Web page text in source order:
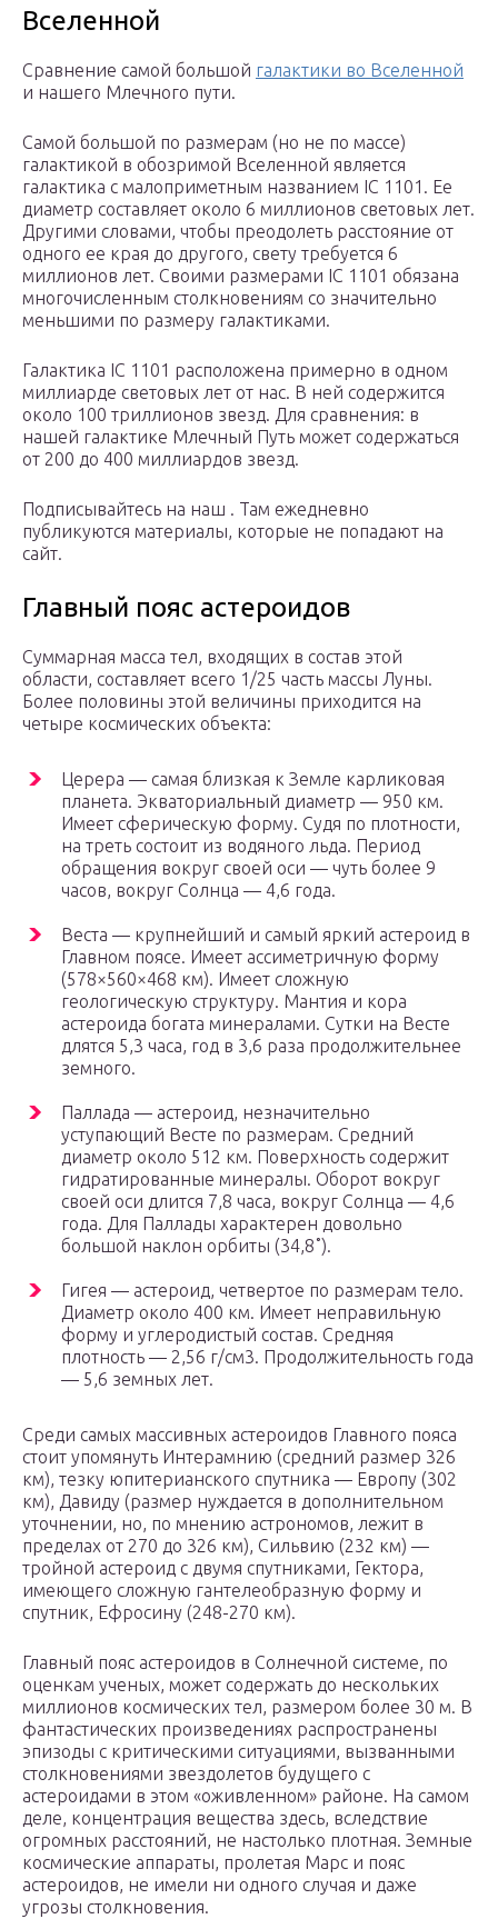
Вселенной
Сравнение самой большой галактики во Вселенной
и нашего Млечного пути.
Самой большой по размерам (но не по массе)
галактикой в обозримой Вселенной является
галактика с малоприметным названием IC 1101. Ее
диаметр составляет около 6 миллионов световых лет.
Другими словами, чтобы преодолеть расстояние от
одного ее края до другого, свету требуется 6
миллионов лет. Своими размерами IC 1101 обязана
многочисленным столкновениям со значительно
меньшими по размеру галактиками.
Галактика IC 1101 расположена примерно в одном
миллиарде световых лет от нас. В ней содержится
около 100 триллионов звезд. Для сравнения: в
нашей галактике Млечный Путь может содержаться
от 200 до 400 миллиардов звезд.
Подписывайтесь на наш . Там ежедневно
публикуются материалы, которые не попадают на
сайт.
Главный пояс астероидов
Суммарная масса тел, входящих в состав этой
области, составляет всего 1/25 часть массы Луны.
Более половины этой величины приходится на
четыре космических объекта:
Церера — самая близкая к Земле карликовая
планета. Экваториальный диаметр — 950 км.
Имеет сферическую форму. Судя по плотности,
на треть состоит из водяного льда. Период
обращения вокруг своей оси — чуть более 9
часов, вокруг Солнца — 4,6 года.
Веста — крупнейший и самый яркий астероид в
Главном поясе. Имеет ассиметричную форму
(578×560×468 км). Имеет сложную
геологическую структуру. Мантия и кора
астероида богата минералами. Сутки на Весте
длятся 5,3 часа, год в 3,6 раза продолжительнее
земного.
Паллада — астероид, незначительно
уступающий Весте по размерам. Средний
диаметр около 512 км. Поверхность содержит
гидратированные минералы. Оборот вокруг
своей оси длится 7,8 часа, вокруг Солнца — 4,6
года. Для Паллады характерен довольно
большой наклон орбиты (34,8˚).
Гигея — астероид, четвертое по размерам тело.
Диаметр около 400 км. Имеет неправильную
форму и углеродистый состав. Средняя
плотность — 2,56 г/см3. Продолжительность года
— 5,6 земных лет.
Среди самых массивных астероидов Главного пояса
стоит упомянуть Интерамнию (средний размер 326
км), тезку юпитерианского спутника — Европу (302
км), Давиду (размер нуждается в дополнительном
уточнении, но, по мнению астрономов, лежит в
пределах от 270 до 326 км), Сильвию (232 км) —
тройной астероид с двумя спутниками, Гектора,
имеющего сложную гантелеобразную форму и
спутник, Ефросину (248-270 км).
Главный пояс астероидов в Солнечной системе, по
оценкам ученых, может содержать до нескольких
миллионов космических тел, размером более 30 м. В
фантастических произведениях распространены
эпизоды с критическими ситуациями, вызванными
столкновениями звездолетов будущего с
астероидами в этом «оживленном» районе. На самом
деле, концентрация вещества здесь, вследствие
огромных расстояний, не настолько плотная. Земные
космические аппараты, пролетая Марс и пояс
астероидов, не имели ни одного случая и даже
угрозы столкновения.